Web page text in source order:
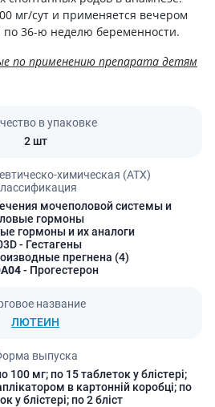
мг/сут и применяется вечером
по 36-ю неделю беременности.
по применению препарата детям
в упаковке
2 шт
химическая (АТХ)
мочеполовой системы и
гормоны
гормоны и их аналоги
- Гестагены
прегнена (4)
- Прогестерон
название
ЛЮТЕИН
выпуска
100 мг; по 15 таблеток у блістері;
в картонній коробці; по
у блістері; по 2 бліст